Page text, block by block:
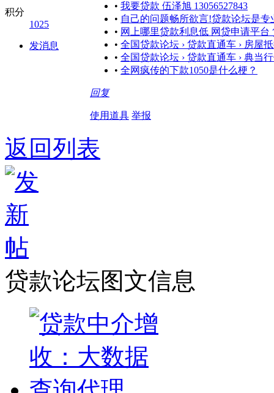
积分
1025
发消息
• 我要贷款 伍泽旭 13056527843
• 自己的问题畅所欲言!贷款论坛是
• 网上哪里贷款利息低 网贷申请平台
• 全国贷款论坛 › 贷款直通车 › 房屋
• 全国贷款论坛 › 贷款直通车 › 典当
• 全网疯传的下款1050是什么梗？
回复
使用道具 举报
返回列表
贷款论坛图文信息